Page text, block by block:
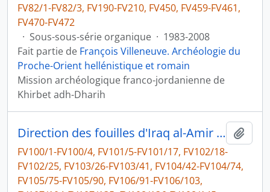
FV82/1-FV82/3, FV190-FV210, FV450, FV459-FV461,
FV470-FV472
· Sous-sous-série organique · 1983-2008
Fait partie de François Villeneuve. Archéologie du
Proche-Orient hellénistique et romain
Mission archéologique franco-jordanienne de
Khirbet adh-Dharih
Direction des fouilles d'Iraq al-Amir et co-direction des fouilles franco-jordaniennes de Khirbet edh-Dharih (ministère des Affaires étrangères et université du Yarmouk)
FV100/1-FV100/4, FV101/5-FV101/17, FV102/18-
FV102/25, FV103/26-FV103/41, FV104/42-FV104/74,
FV105/75-FV105/90, FV106/91-FV106/103,